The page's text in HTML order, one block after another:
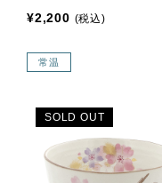
¥2,200 (税込)
常温
SOLD OUT